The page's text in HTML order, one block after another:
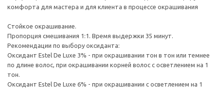
комфорта для мастера и для клиента в процессе окрашивания
Стойкое окрашивание.
Пропорция смешивания 1:1. Время выдержки 35 минут.
Рекомендации по выбору оксиданта:
Оксидант Estel De Luxe 3% - при окрашивании тон в тон или темнее
по длине волос, при окрашивании корней волос с осветлением на 1
тон.
Оксидант Estel De Luxe 6% - при окрашивании с осветлением на 1